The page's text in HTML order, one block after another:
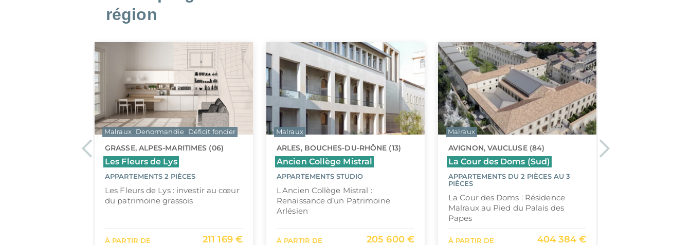
région
PreviousGRASSE, ALPES-MARITIMES (06)
Les Fleurs de Lys
APPARTEMENTS 2 PIÈCES
Les Fleurs de Lys : investir au cœur
du patrimoine grassois
À PARTIR DE 211 169 €
Malraux Denormandie Déficit foncier
ARLES, BOUCHES-DU-RHÔNE (13)
Ancien Collège Mistral
APPARTEMENTS STUDIO
L'Ancien Collège Mistral :
Renaissance d’un Patrimoine
Arlésien
À PARTIR DE 205 600 €
Malraux
AVIGNON, VAUCLUSE (84)
La Cour des Doms (Sud)
APPARTEMENTS DU 2 PIÈCES AU 3
PIÈCES
La Cour des Doms : Résidence
Malraux au Pied du Palais des
Papes
À PARTIR DE 404 384 €
Malraux
Next